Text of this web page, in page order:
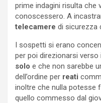
prime indagini risulta che
conoscessero. A
telecamere di sicurezza
I sospetti si erano
per poi direzionarsi verso
solo e che non sarebbe
dell’ordine per reati
inoltre che nulla potesse
quello commesso dal